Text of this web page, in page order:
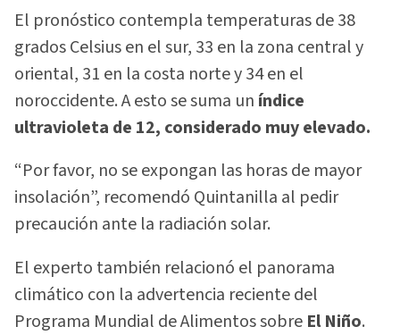
El pronóstico contempla temperaturas de 38
grados Celsius en el sur, 33 en la zona central y
oriental, 31 en la costa norte y 34 en el
noroccidente. A esto se suma un índice
ultravioleta de 12, considerado muy elevado.
“Por favor, no se expongan las horas de mayor
insolación”, recomendó Quintanilla al pedir
precaución ante la radiación solar.
El experto también relacionó el panorama
climático con la advertencia reciente del
Programa Mundial de Alimentos sobre El Niño.